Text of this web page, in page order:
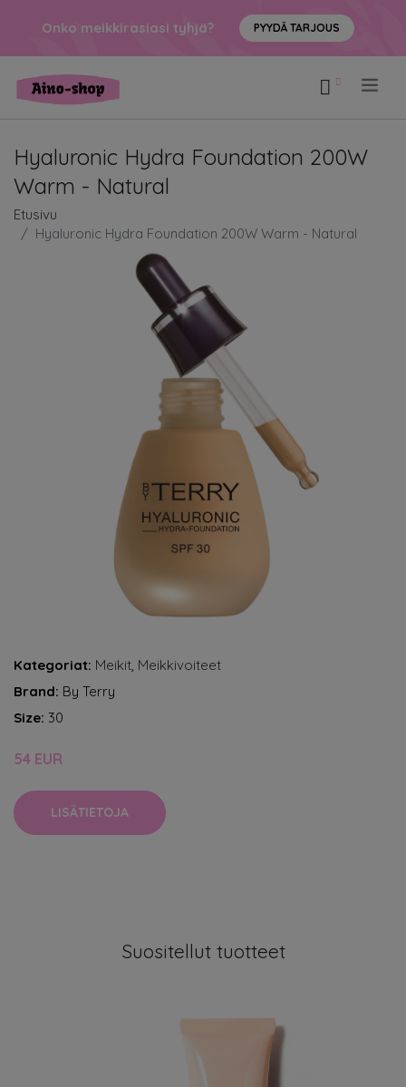
Onko meikkirasiasi tyhjä? PYYDÄ TARJOUS
Hyaluronic Hydra Foundation 200W
Warm - Natural
Etusivu
Hyaluronic Hydra Foundation 200W Warm - Natural
Kategoriat: Meikit, Meikkivoiteet
Brand: By Terry
Size: 30
54 EUR
LISÄTIETOJA
Suositellut tuotteet